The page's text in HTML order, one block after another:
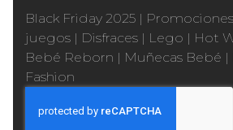
Black Friday 2025 |
juegos | Disfraces | Lego | Hot
Bebé Reborn | Muñecas Bebé |
Fashion